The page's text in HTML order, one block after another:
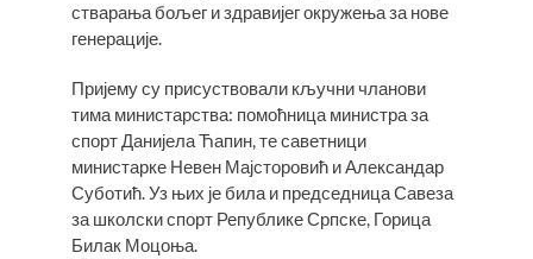
стварања бољег и здравијег окружења за нове
генерације.
​Пријему су присуствовали кључни чланови
тима министарства: помоћница министра за
спорт Данијела Ћапин, те саветници
министарке Невен Мајсторовић и Александар
Суботић. Уз њих је била и председница Савеза
за школски спорт Републике Српске, Горица
Билак Моцоња.